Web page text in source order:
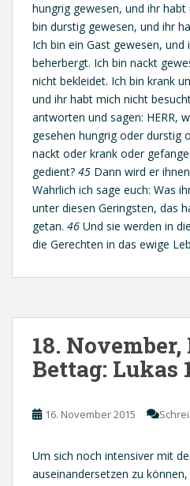
hungrig gewesen, und ihr
bin durstig gewesen, und ihr
Ich bin ein Gast gewesen,
beherbergt. Ich bin nackt
nicht bekleidet. Ich bin krank
und ihr habt mich nicht
antworten und sagen: HERR,
gesehen hungrig oder durstig
nackt oder krank oder
gedient? 45 Dann wird er
Wahrlich ich sage euch: Was
unter diesen Geringsten, das
getan. 46 Und sie werden in
die Gerechten in das ewige
18.
Bettag: Lukas
16. November 2015
Um sich noch intensiver mit
auseinandersetzen zu